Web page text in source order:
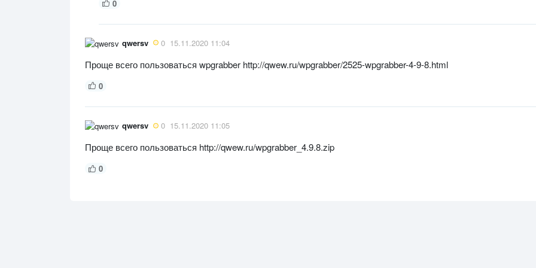
0
qwersv 0 15.11.2020 11:04
Проще всего пользоваться wpgrabber http://qwew.ru/wpgrabber/2525-wpgrabber-4-9-8.html
0
qwersv 0 15.11.2020 11:05
Проще всего пользоваться http://qwew.ru/wpgrabber_4.9.8.zip
0